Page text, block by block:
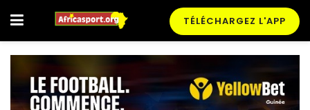
TÉLÉCHARGEZ L'APP